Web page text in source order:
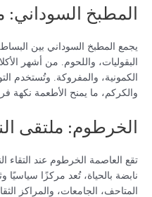
المطبخ السوداني:
يجمع المطبخ السوداني بين
البقوليات، واللحوم. من أشهر
الكمونية، والمفروكة. وتُستخدم
والكركم، ما يمنح الأطعمة نكهة
الخرطوم: ملتقى
تقع العاصمة الخرطوم عند التقاء
نابضة بالحياة، تُعد مركزًا سياسيًا
المتاحف، الجامعات، والمراكز